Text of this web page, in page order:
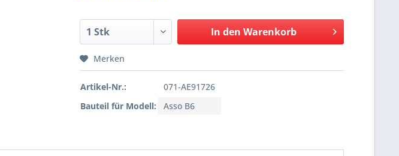
In den Warenkorb
Merken
Artikel-Nr.:
071-AE91726
Bauteil für Modell:
Asso B6